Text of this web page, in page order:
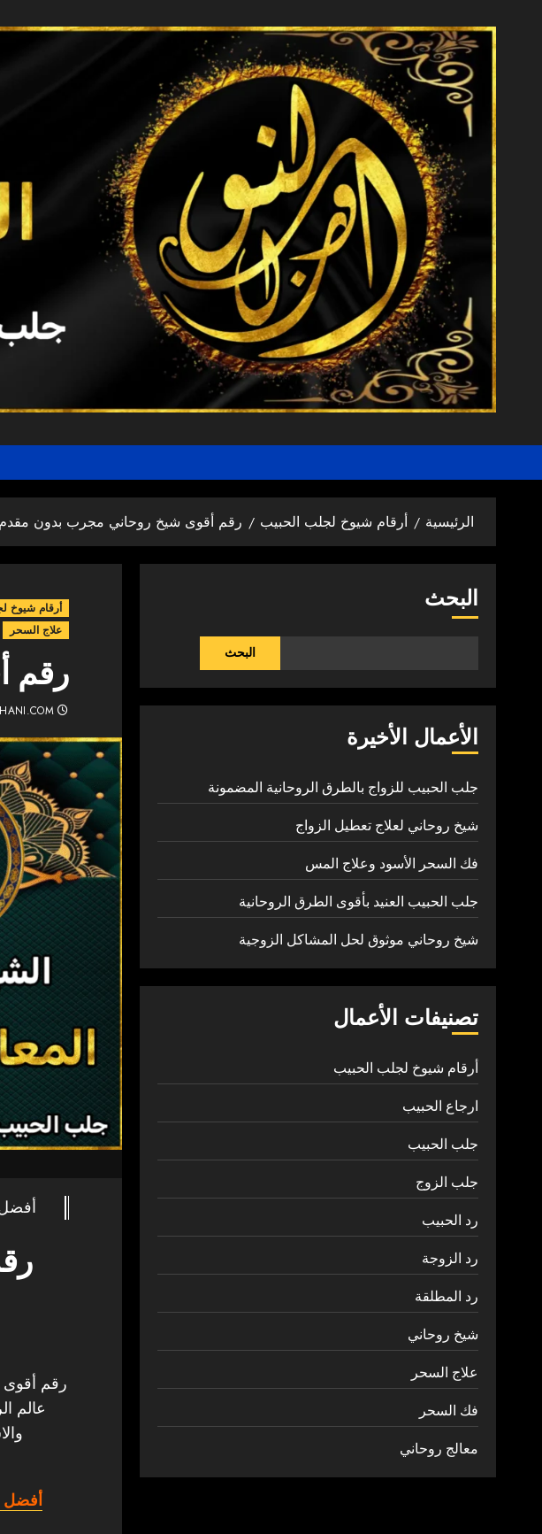
المحتوى
الرئيسية أرقام شيوخ لجلب الحبيب رقم أقوى شيخ روحاني مجرب بدون مقدم
أرقام شيوخ
علاج السحر
رقم
رقم أقوى
عالم
أفضل
البحث
البحث
الأعمال الأخيرة
جلب الحبيب للزواج بالطرق الروحانية المضمونة
شيخ روحاني لعلاج تعطيل الزواج
فك السحر الأسود وعلاج المس
جلب الحبيب العنيد بأقوى الطرق الروحانية
شيخ روحاني موثوق لحل المشاكل الزوجية
تصنيفات الأعمال
أرقام شيوخ لجلب الحبيب
ارجاع الحبيب
جلب الحبيب
جلب الزوج
رد الحبيب
رد الزوجة
رد المطلقة
شيخ روحاني
علاج السحر
فك السحر
معالج روحاني